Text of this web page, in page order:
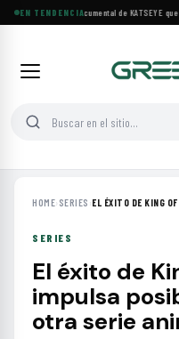
EN TENDENCIA
Llega a cines el documental de KATSEYE
HOME› SERIES ›EL ÉXITO DE KING
SERIES
El éxito de
impulsa
otra serie